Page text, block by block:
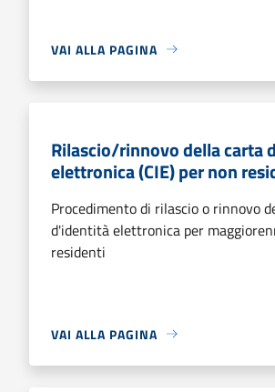
VAI ALLA PAGINA
Rilascio/rinnovo della carta
elettronica (CIE) per non
Procedimento di rilascio o rinnovo
d'identità elettronica per
residenti
VAI ALLA PAGINA